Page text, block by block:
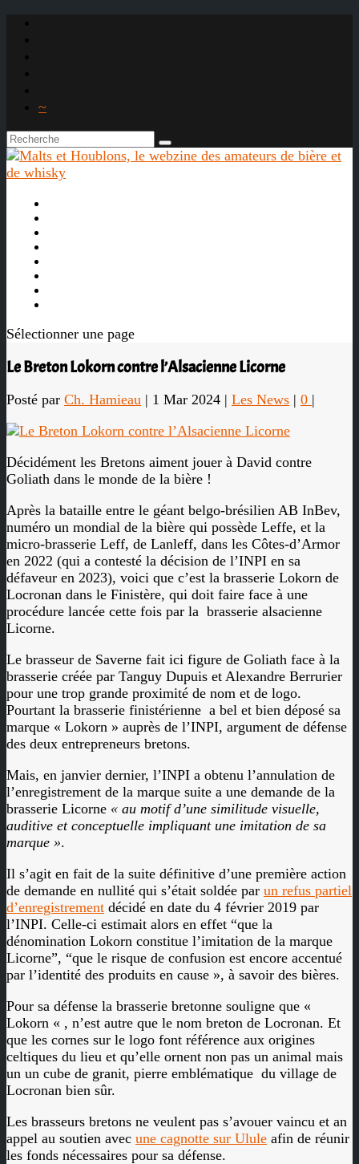
~
Sélectionner une page
Le Breton Lokorn contre l’Alsacienne Licorne
Posté par Ch. Hamieau | 1 Mar 2024 | Les News | 0 |
Décidément les Bretons aiment jouer à David contre
Goliath dans le monde de la bière !
Après la bataille entre le géant belgo-brésilien AB InBev,
numéro un mondial de la bière qui possède Leffe, et la
micro-brasserie Leff, de Lanleff, dans les Côtes-d’Armor
en 2022 (qui a contesté la décision de l’INPI en sa
défaveur en 2023), voici que c’est la brasserie Lokorn de
Locronan dans le Finistère, qui doit faire face à une
procédure lancée cette fois par la brasserie alsacienne
Licorne.
Le brasseur de Saverne fait ici figure de Goliath face à la
brasserie créée par Tanguy Dupuis et Alexandre Berrurier
pour une trop grande proximité de nom et de logo.
Pourtant la brasserie finistérienne a bel et bien déposé sa
marque « Lokorn » auprès de l’INPI, argument de défense
des deux entrepreneurs bretons.
Mais, en janvier dernier, l’INPI a obtenu l’annulation de
l’enregistrement de la marque suite a une demande de la
brasserie Licorne « au motif d’une similitude visuelle,
auditive et conceptuelle impliquant une imitation de sa
marque ».
Il s’agit en fait de la suite définitive d’une première action
de demande en nullité qui s’était soldée par un refus partiel
d’enregistrement décidé en date du 4 février 2019 par
l’INPI. Celle-ci estimait alors en effet “que la
dénomination Lokorn constitue l’imitation de la marque
Licorne”, “que le risque de confusion est encore accentué
par l’identité des produits en cause », à savoir des bières.
Pour sa défense la brasserie bretonne souligne que «
Lokorn « , n’est autre que le nom breton de Locronan. Et
que les cornes sur le logo font référence aux origines
celtiques du lieu et qu’elle ornent non pas un animal mais
un un cube de granit, pierre emblématique du village de
Locronan bien sûr.
Les brasseurs bretons ne veulent pas s’avouer vaincu et an
appel au soutien avec une cagnotte sur Ulule afin de réunir
les fonds nécessaires pour sa défense.